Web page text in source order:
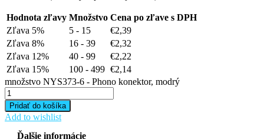
Hodnota zľavy Množstvo Cena po zľave s DPH
Zľava 5%
5 - 15 €2,39
Zľava 8%
16 - 39 €2,32
Zľava 12%
40 - 99 €2,22
Zľava 15%
100 - 499 €2,14
množstvo NYS373-6 - Phono konektor, modrý
Pridať do košíka
Add to wishlist
Ďalšie informácie